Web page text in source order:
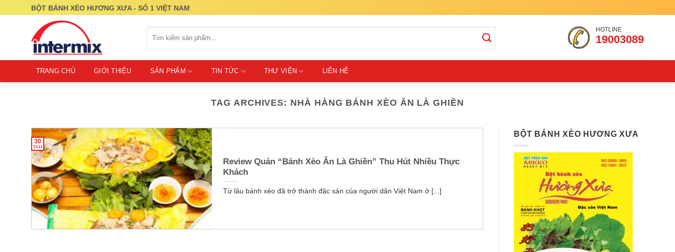
BỘT BÁNH XÈO HƯƠNG XƯA - SỐ 1 VIỆT NAM
kiếm:
HOTLINE
19003089
TRANG CHỦ GIỚI THIỆU SẢN PHẨM TIN TỨC THƯ VIỆN LIÊN HỆ
TAG ARCHIVES: NHÀ HÀNG BÁNH XÈO ĂN LÀ GHIỀN
Review Quán “Bánh Xèo Ăn Là Ghiền” Thu Hút Nhiều Thực
Khách
Từ lâu bánh xèo đã trở thành đặc sản của người dân Việt Nam ở [...]
30
Th11
BỘT BÁNH XÈO HƯƠNG XƯA